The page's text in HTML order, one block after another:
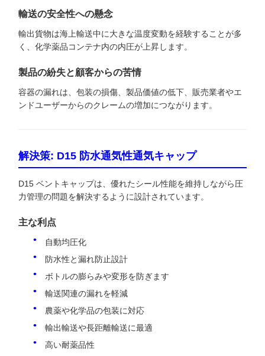
輸送の安全性への懸念
輸出貨物は海上輸送中に大きな温度変動を経験することが多
く、化学薬品コンテナ内の内圧が上昇します。
製品の紛失と顧客からの苦情
容器の漏れは、包装の損傷、製品価値の低下、販売業者やエ
ンドユーザーからのクレームの増加につながります。
解決策: D15 防水通気性通気キャップ
D15 ベントキャップは、優れたシール性能を維持しながら圧
力管理の問題を解決するように設計されています。
主な利点
自動均圧化
防水性と漏れ防止設計
ボトルの膨らみや変形を防ぎます
輸送関連の漏れを軽減
農薬や化学品の包装に対応
輸出輸送や長距離輸送に最適
高い耐薬品性